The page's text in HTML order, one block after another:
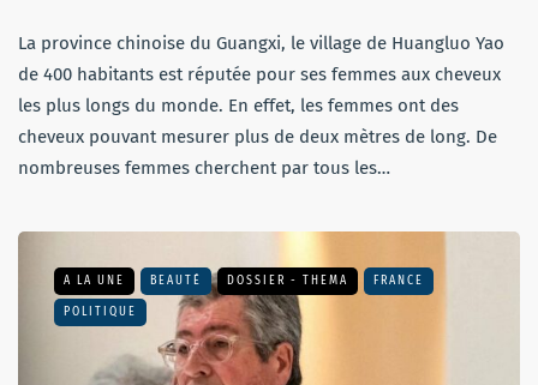
La province chinoise du Guangxi, le village de Huangluo Yao
de 400 habitants est réputée pour ses femmes aux cheveux
les plus longs du monde. En effet, les femmes ont des
cheveux pouvant mesurer plus de deux mètres de long. De
nombreuses femmes cherchent par tous les…
A LA UNE BEAUTÉ DOSSIER - THEMA FRANCE
POLITIQUE